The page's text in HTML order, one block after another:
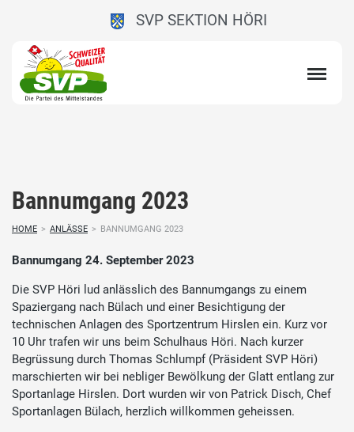
SVP SEKTION HÖRI
Bannumgang 2023
HOME > ANLÄSSE > BANNUMGANG 2023
Bannumgang 24. September 2023
Die SVP Höri lud anlässlich des Bannumgangs zu einem
Spaziergang nach Bülach und einer Besichtigung der
technischen Anlagen des Sportzentrum Hirslen ein. Kurz vor
10 Uhr trafen wir uns beim Schulhaus Höri. Nach kurzer
Begrüssung durch Thomas Schlumpf (Präsident SVP Höri)
marschierten wir bei nebliger Bewölkung der Glatt entlang zur
Sportanlage Hirslen. Dort wurden wir von Patrick Disch, Chef
Sportanlagen Bülach, herzlich willkommen geheissen.